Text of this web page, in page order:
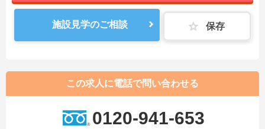
施設見学のご相談 保存
この求人に電話で問い合わせる
0120-941-653